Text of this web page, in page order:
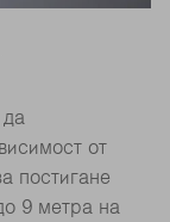
от
постигане
9 метра на